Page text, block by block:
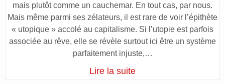
mais plutôt comme un cauchemar. En tout cas, par nous.
Mais même parmi ses zélateurs, il est rare de voir l’épithète
« utopique » accolé au capitalisme. Si l’utopie est parfois
associée au rêve, elle se révèle surtout ici être un système
parfaitement injuste,…
Lire la suite